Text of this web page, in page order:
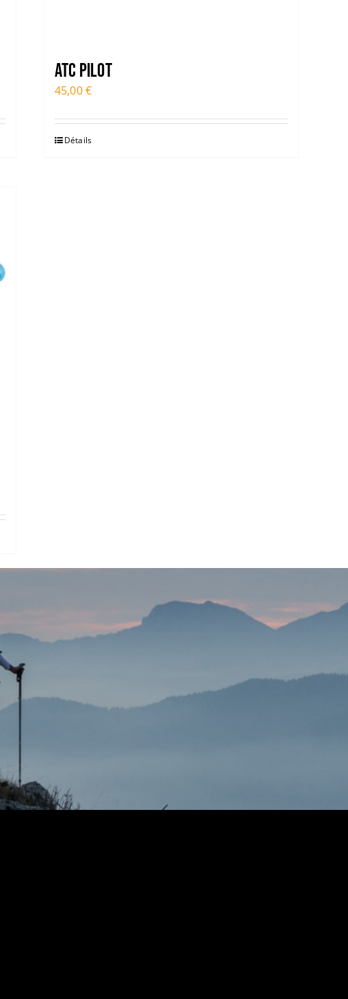
ATC PILOT
45,00€
Détails